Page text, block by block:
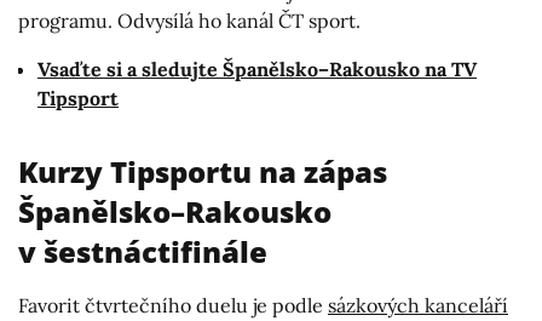
programu. Odvysílá ho kanál ČT sport.
Vsaďte si a sledujte Španělsko–Rakousko na TV
Tipsport
Kurzy Tipsportu na zápas
Španělsko–Rakousko
v šestnáctifinále
Favorit čtvrtečního duelu je podle sázkových kanceláří